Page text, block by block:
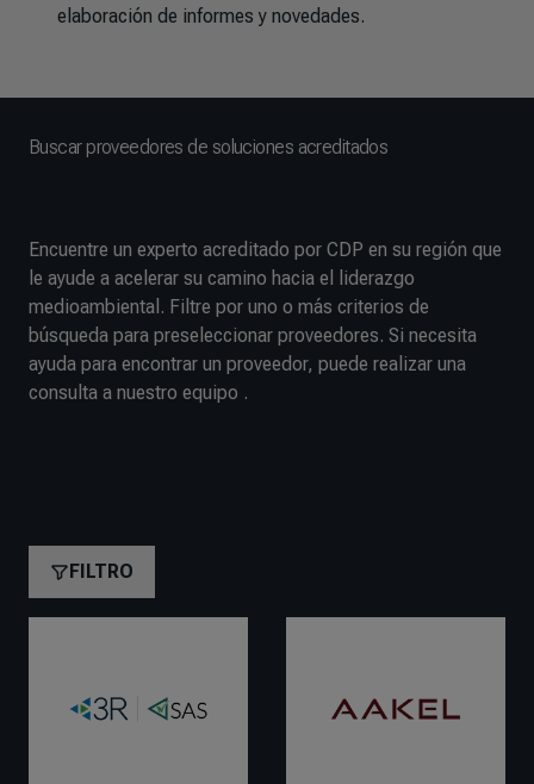
elaboración de informes y novedades.
Buscar proveedores de soluciones acreditados
Encuentre un experto acreditado por CDP en su región que
le ayude a acelerar su camino hacia el liderazgo
medioambiental. Filtre por uno o más criterios de
búsqueda para preseleccionar proveedores. Si necesita
ayuda para encontrar un proveedor, puede realizar una
consulta a nuestro equipo .
FILTRO